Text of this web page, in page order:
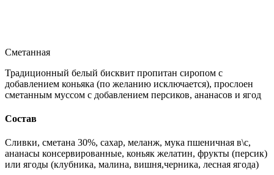
Сметанная
Традиционный белый бисквит пропитан сиропом с
добавлением коньяка (по желанию исключается), прослоен
сметанным муссом с добавлением персиков, ананасов и ягод
Состав
Сливки, сметана 30%, сахар, меланж, мука пшеничная в\с,
ананасы консервированные, коньяк желатин, фрукты (персик)
или ягоды (клубника, малина, вишня,черника, лесная ягода)